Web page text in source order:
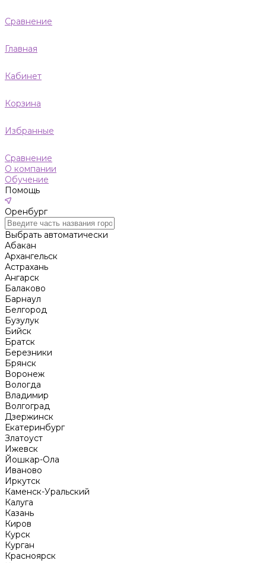
Сравнение
Главная
Кабинет
Корзина
Избранные
Сравнение
О компании
Обучение
Помощь
Оренбург
Выбрать автоматически
Абакан
Архангельск
Астрахань
Ангарск
Балаково
Барнаул
Белгород
Бузулук
Бийск
Братск
Березники
Брянск
Воронеж
Вологда
Владимир
Волгоград
Дзержинск
Екатеринбург
Златоуст
Ижевск
Йошкар-Ола
Иваново
Иркутск
Каменск-Уральский
Калуга
Казань
Киров
Курск
Курган
Красноярск